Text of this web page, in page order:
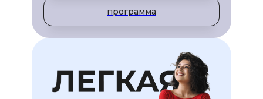
программа
Сабина Филина
ИП Филина Сабина Тимуровна
ИНН: 622003465695
help@sabintag.ru
89206355910